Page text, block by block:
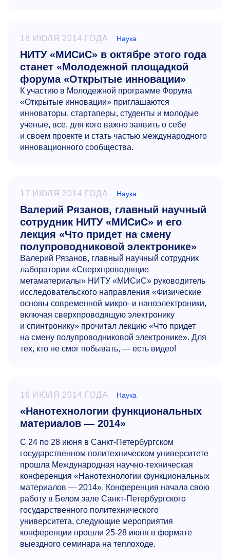
18 ИЮЛЯ 2014 ГОДА Наука
НИТУ «МИСиС» в октябре этого года
станет «Молодежной площадкой
форума «Открытые инновации»
К участию в Молодежной программе Форума
«Открытые инновации» приглашаются
инноваторы, стартаперы, студенты и молодые
ученые, все, для кого важно заявить о себе
и своем проекте и стать частью международного
инновационного сообщества.
17 ИЮЛЯ 2014 ГОДА Наука
Валерий Рязанов, главный научный
сотрудник НИТУ «МИСиС» и его
лекция «Что придет на смену
полупроводниковой электронике»
Валерий Рязанов, главный научный сотрудник
лаборатории «Сверхпроводящие
метаматериалы» НИТУ «МИСиС» руководитель
исследовательского направления «Физические
основы современной микро- и наноэлектроники,
включая сверхпроводящую электронику
и спинтронику» прочитал лекцию «Что придет
на смену полупроводниковой электронике». Для
тех, кто не смог побывать, — есть видео!
16 ИЮЛЯ 2014 ГОДА Наука
«Нанотехнологии функциональных
материалов — 2014»
С 24 по 28 июня в Санкт-Петербургском
государственном политехническом университете
прошла Международная научно-техническая
конференция «Нанотехнологии функциональных
материалов — 2014». Конференция начала свою
работу в Белом зале Санкт-Петербургского
государственного политехнического
университета, следующие мероприятия
конференции прошли 25-28 июня в формате
выездного семинара на теплоходе.